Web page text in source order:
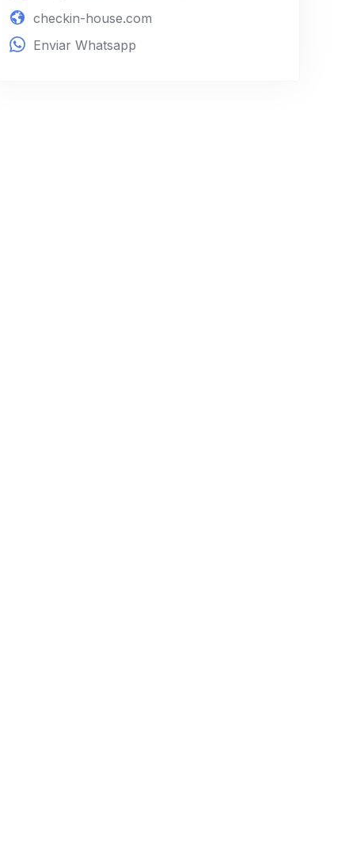
checkin-house.com
Enviar Whatsapp